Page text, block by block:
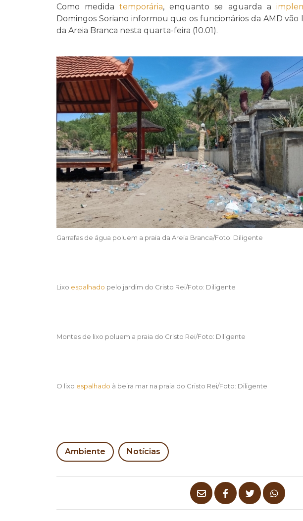
Como medidatemporária, enquanto se aguarda a
Domingos Soriano informou que os funcionários da AMD vão
da Areia Branca nesta quarta-feira (10.01).
Garrafas de água poluem a praia da Areia Branca/Foto: Diligente
Lixo espalhado pelo jardim do Cristo Rei/Foto: Diligente
Montes de lixo poluem a praia do Cristo Rei/Foto: Diligente
O lixo espalhado à beira mar na praia do Cristo Rei/Foto: Diligente
Ambiente Notícias